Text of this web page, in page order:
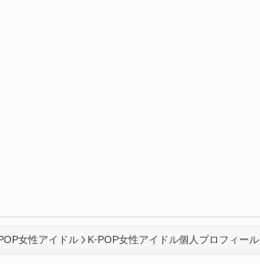
女性アイドル K-POP女性アイドル個人プロフィール